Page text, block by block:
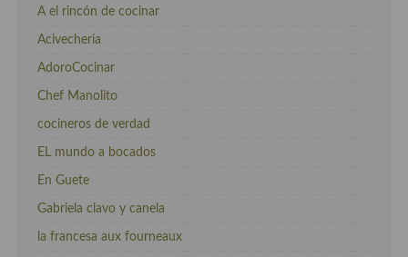
A el rincón de cocinar
Acivecheria
AdoroCocinar
Chef Manolito
cocineros de verdad
EL mundo a bocados
En Guete
Gabriela clavo y canela
la francesa aux fourneaux